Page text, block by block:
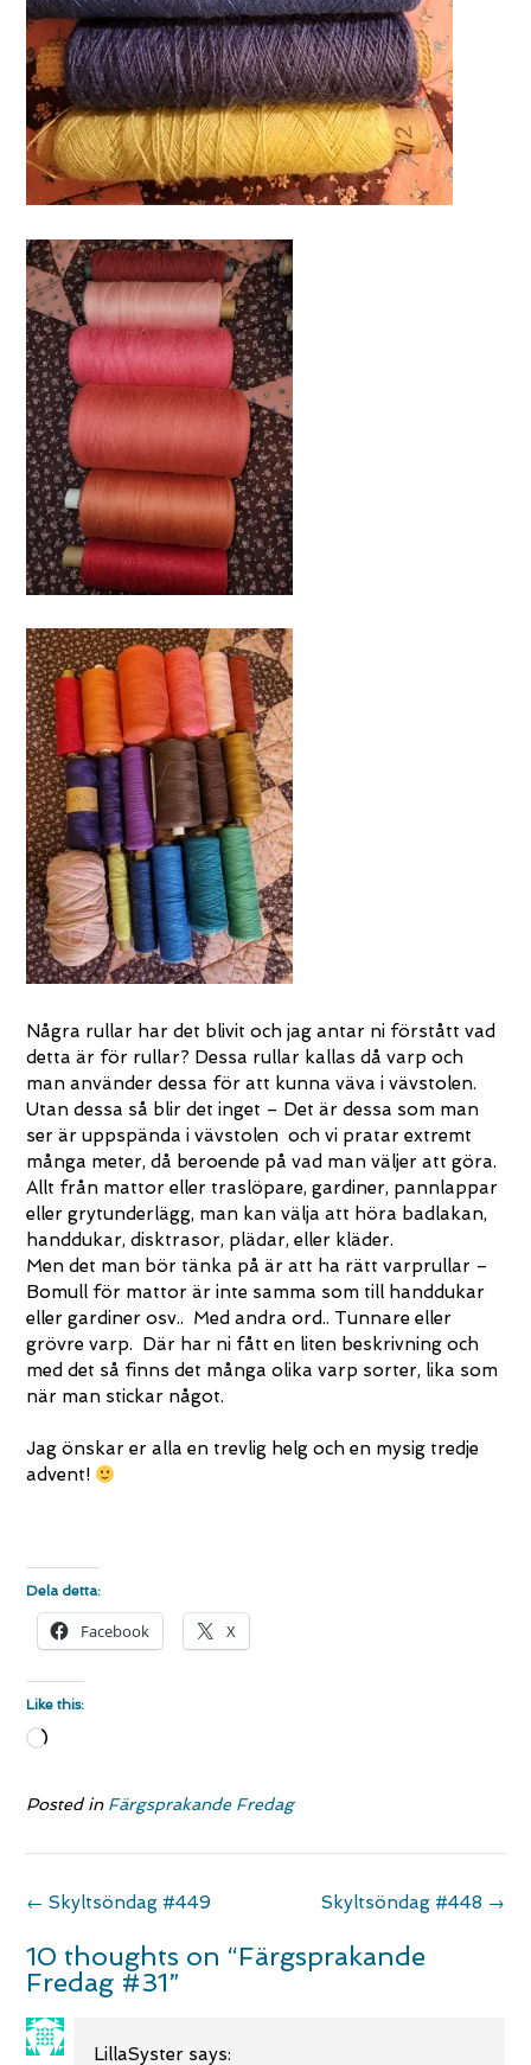
Några rullar har det blivit och jag antar ni förstått vad
detta är för rullar? Dessa rullar kallas då varp och
man använder dessa för att kunna väva i vävstolen.
Utan dessa så blir det inget – Det är dessa som man
ser är uppspända i vävstolen och vi pratar extremt
många meter, då beroende på vad man väljer att göra.
Allt från mattor eller traslöpare, gardiner, pannlappar
eller grytunderlägg, man kan välja att höra badlakan,
handdukar, disktrasor, plädar, eller kläder.
Men det man bör tänka på är att ha rätt varprullar –
Bomull för mattor är inte samma som till handdukar
eller gardiner osv.. Med andra ord.. Tunnare eller
grövre varp. Där har ni fått en liten beskrivning och
med det så finns det många olika varp sorter, lika som
när man stickar något.
Jag önskar er alla en trevlig helg och en mysig tredje
advent!
Dela detta:
Facebook X
Like this:
Loading…
Posted in Färgsprakande Fredag
Post
Skyltsöndag #448 →
← Skyltsöndag #449
10 thoughts on “Färgsprakande
Fredag #31”
LillaSyster says: